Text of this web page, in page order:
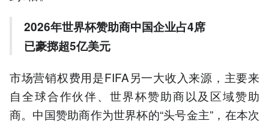
2026年世界杯赞助商中国企业占4席
已豪掷超5亿美元
市场营销权费用是FIFA另一大收入来源，主要来
自全球合作伙伴、世界杯赞助商以及区域赞助
商。中国赞助商作为世界杯的“头号金主”，在本次